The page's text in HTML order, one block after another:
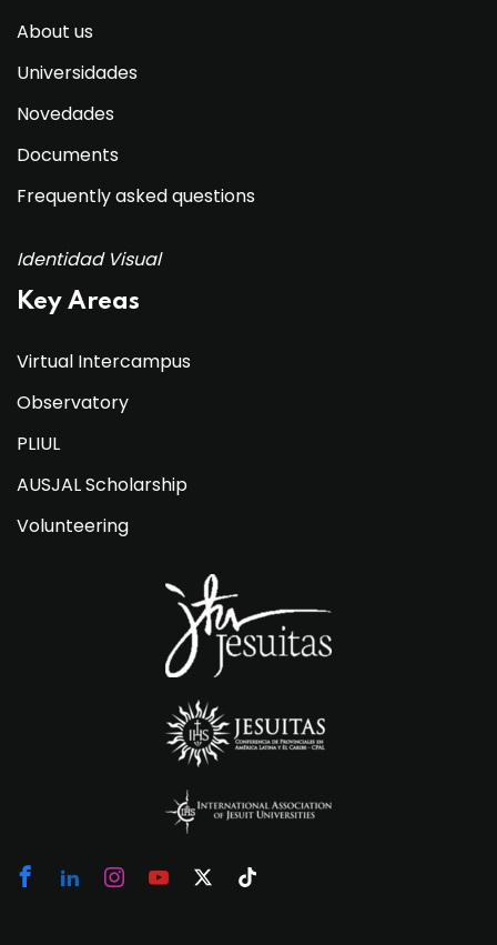
About us
Universidades
Novedades
Documents
Frequently asked questions
Identidad Visual
Key Areas
Virtual Intercampus
Observatory
PLIUL
AUSJAL Scholarship
Volunteering